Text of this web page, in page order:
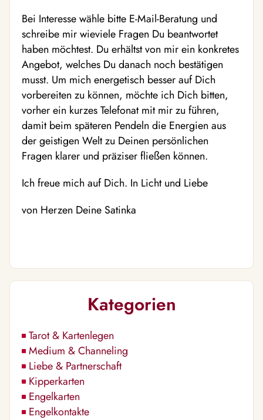
Bei Interesse wähle bitte E-Mail-Beratung und
schreibe mir wieviele Fragen Du beantwortet
haben möchtest. Du erhältst von mir ein konkretes
Angebot, welches Du danach noch bestätigen
musst. Um mich energetisch besser auf Dich
vorbereiten zu können, möchte ich Dich bitten,
vorher ein kurzes Telefonat mit mir zu führen,
damit beim späteren Pendeln die Energien aus
der geistigen Welt zu Deinen persönlichen
Fragen klarer und präziser fließen können.
Ich freue mich auf Dich. In Licht und Liebe
von Herzen Deine Satinka
Kategorien
Tarot & Kartenlegen
Medium & Channeling
Liebe & Partnerschaft
Kipperkarten
Engelkarten
Engelkontakte